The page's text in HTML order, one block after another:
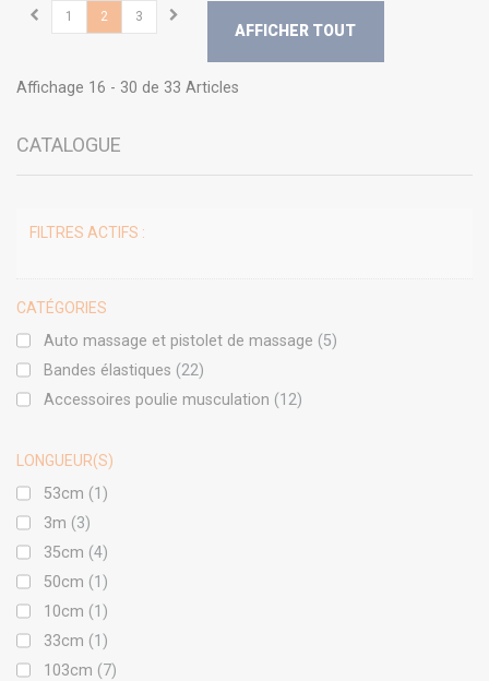
AFFICHER TOUT
1 2 3
Affichage 16 - 30 de 33 Articles
CATALOGUE
FILTRES ACTIFS :
CATÉGORIES
Auto massage et pistolet de massage (5)
Bandes élastiques (22)
Accessoires poulie musculation (12)
LONGUEUR(S)
53cm (1)
3m (3)
35cm (4)
50cm (1)
10cm (1)
33cm (1)
103cm (7)